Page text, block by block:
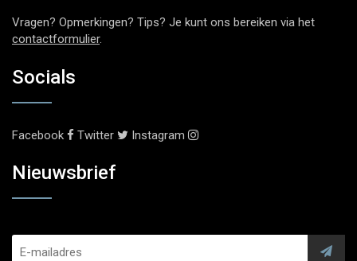
Vragen? Opmerkingen? Tips? Je kunt ons bereiken via het
contactformulier.
Socials
Facebook Twitter Instagram
Nieuwsbrief